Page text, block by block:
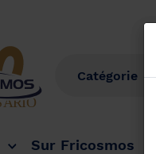
Sur Fricosmos